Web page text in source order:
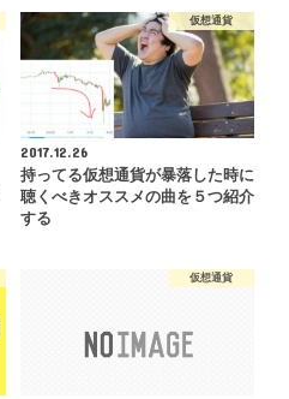
仮想通貨
2017.12.26
持ってる仮想通貨が暴落した時に
聴くべきオススメの曲を５つ紹介
する
仮想通貨